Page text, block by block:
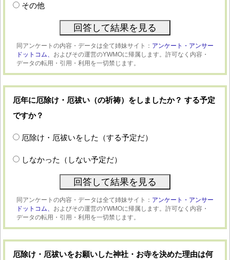
その他
同アンケートの内容・データは全て姉妹サイト： アンケート・アンサー
ドットコム、 およびその運営のYWMOに帰属します。許可なく内容・
データの転用・引用・利用を一切禁じます。
厄年に厄除け・厄祓い（の祈祷）をしましたか？ する予定
ですか？
厄除け・厄祓いをした（する予定だ）
しなかった（しない予定だ）
同アンケートの内容・データは全て姉妹サイト： アンケート・アンサー
ドットコム、 およびその運営のYWMOに帰属します。許可なく内容・
データの転用・引用・利用を一切禁じます。
厄除け・厄祓いをお願いした神社・お寺を決めた理由は何